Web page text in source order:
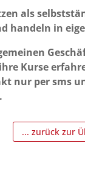
als
handeln in
Kurse
nur per sms
... zurück zur